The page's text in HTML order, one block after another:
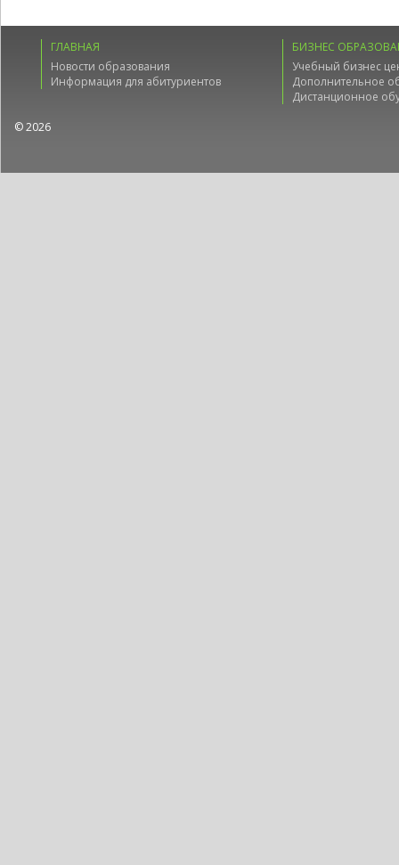
ГЛАВНАЯ
Новости образования
Информация для абитуриентов
БИЗНЕС
Учебный бизнес
Дополнительное
Дистанционное
© 2026